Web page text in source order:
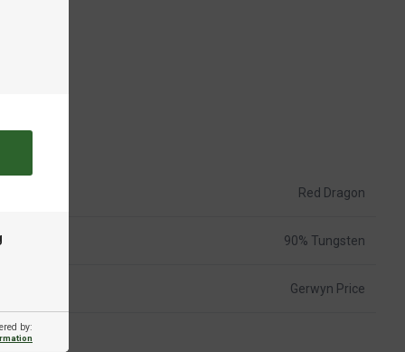
by:
Red Dragon
90% Tungsten
Gerwyn Price